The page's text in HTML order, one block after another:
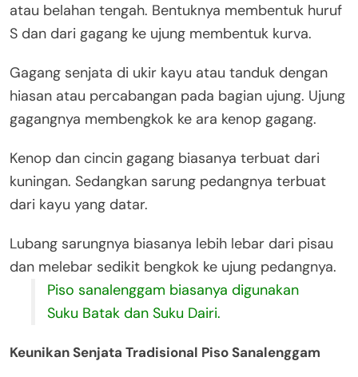
atau belahan tengah. Bentuknya membentuk huruf
S dan dari gagang ke ujung membentuk kurva.
Gagang senjata di ukir kayu atau tanduk dengan
hiasan atau percabangan pada bagian ujung. Ujung
gagangnya membengkok ke ara kenop gagang.
Kenop dan cincin gagang biasanya terbuat dari
kuningan. Sedangkan sarung pedangnya terbuat
dari kayu yang datar.
Lubang sarungnya biasanya lebih lebar dari pisau
dan melebar sedikit bengkok ke ujung pedangnya.
Piso sanalenggam biasanya digunakan
Suku Batak dan Suku Dairi.
Keunikan Senjata Tradisional Piso Sanalenggam